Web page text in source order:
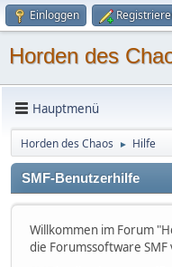
Einloggen
Horden des
Hauptmenü
Horden des Chaos ► Hilfe
SMF-Benutzerhilfe
Willkommen im Forum
die Forumssoftware